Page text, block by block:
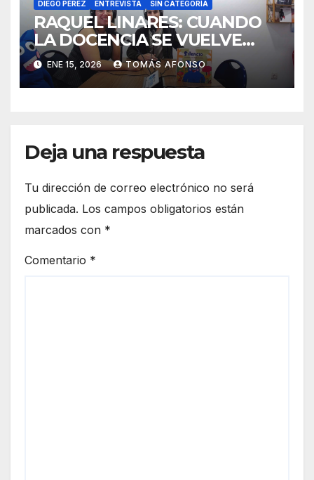
DIEGO PÉREZ ENTREVISTA SIN CATEGORÍA
RAQUEL LINARES: CUANDO
LA DOCENCIA SE VUELVE
ESCRITURA
ENE 15, 2026 TOMÁS AFONSO
Deja una respuesta
Tu dirección de correo electrónico no será
publicada. Los campos obligatorios están
marcados con *
Comentario *